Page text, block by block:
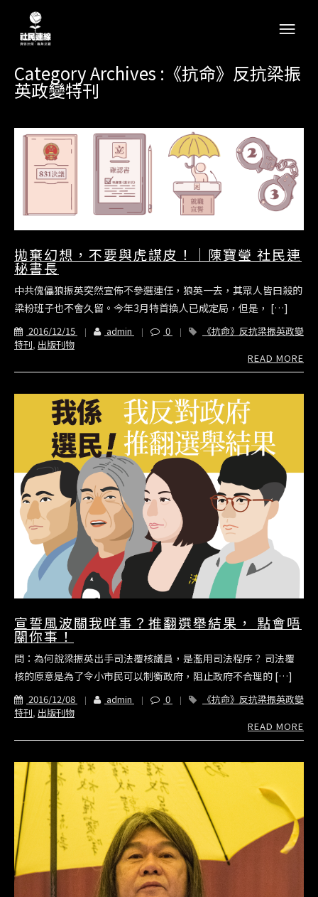
Category Archives :《抗命》反抗梁振
英政變特刊
拋棄幻想，不要與虎謀皮！｜陳寶瑩 社民連
秘書長
中共傀儡狼振英突然宣佈不參選連任，狼英一去，其眾人皆曰殺的
梁粉班子也不會久留。今年3月特首換人已成定局，但是， […]
2016/12/15 admin 0
《抗命》反抗梁振英政變
特刊, 出版刊物
READ MORE
宣誓風波關我咩事？推翻選舉結果， 點會唔
關你事！
問：為何說梁振英出手司法覆核議員，是濫用司法程序？ 司法覆
核的原意是為了令小市民可以制衡政府，阻止政府不合理的 […]
2016/12/08 admin 0
《抗命》反抗梁振英政變
特刊, 出版刊物
READ MORE